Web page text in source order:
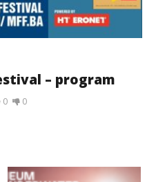
– program
0 0